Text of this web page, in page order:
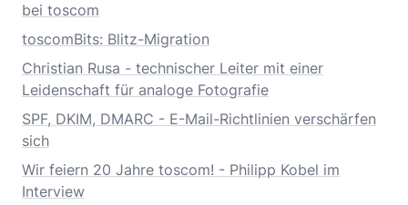
bei toscom
toscomBits: Blitz-Migration
Christian Rusa - technischer Leiter mit einer
Leidenschaft für analoge Fotografie
SPF, DKIM, DMARC - E-Mail-Richtlinien verschärfen
sich
Wir feiern 20 Jahre toscom! - Philipp Kobel im
Interview